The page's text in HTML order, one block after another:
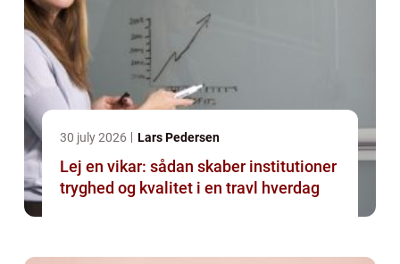
30 july 2026 Lars Pedersen
Lej en vikar: sådan skaber institutioner
tryghed og kvalitet i en travl hverdag